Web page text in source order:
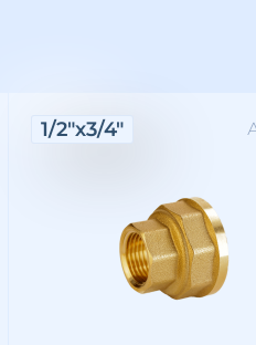
1/2"х3/4"
Різьба: внутрішня
Розмір різьби: 1/2"х3/4"
Матеріал: латунь